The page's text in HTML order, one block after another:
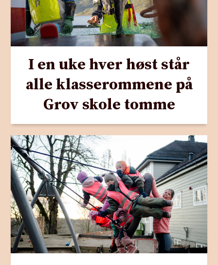
I en uke hver høst står
alle klasserommene på
Grov skole tomme